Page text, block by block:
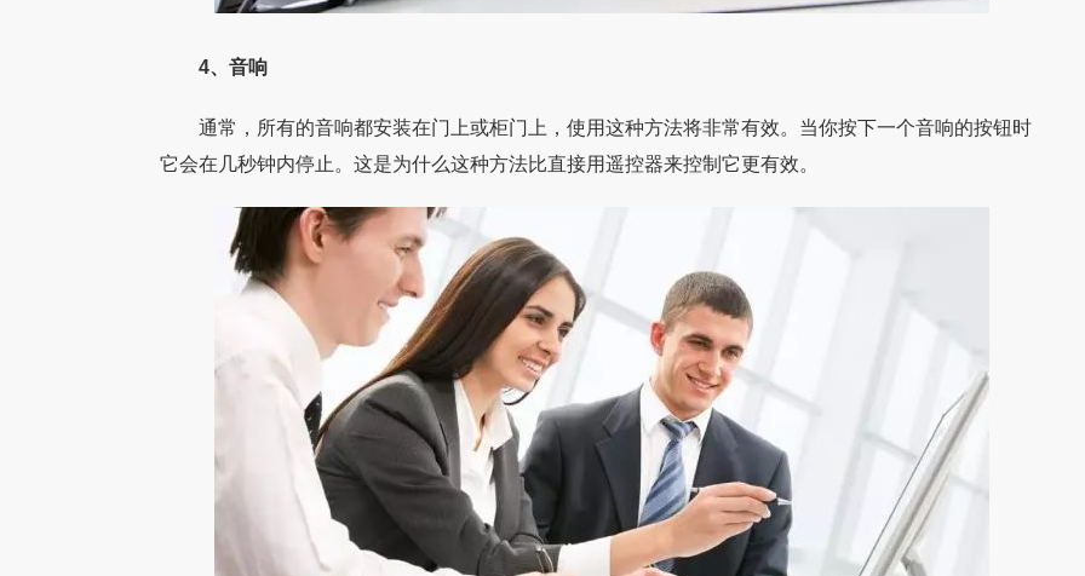
4、音响
通常，所有的音响都安装在门上或柜门上，使用这种方法将非常有效。当你按下一个音响的按钮时
它会在几秒钟内停止。这是为什么这种方法比直接用遥控器来控制它更有效。